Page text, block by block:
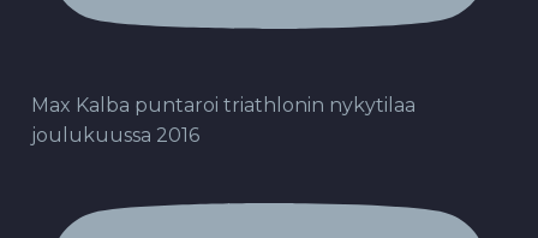
Max Kalba puntaroi triathlonin nykytilaa
joulukuussa 2016